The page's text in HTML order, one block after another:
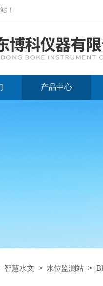
！
产品中心
智慧水文 > 水位监测站 >